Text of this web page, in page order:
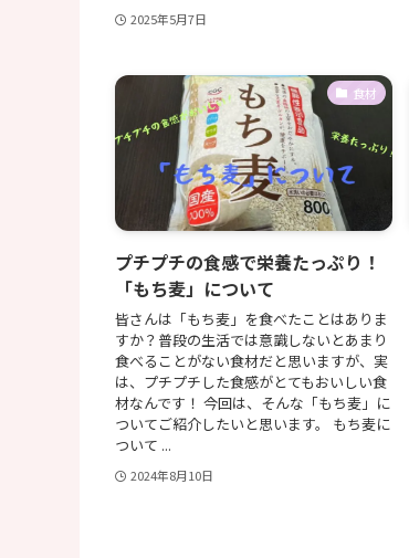
2025年5月7日
食材
プチプチの食感で栄養たっぷり！
「もち麦」について
皆さんは「もち麦」を食べたことはありま
すか？普段の生活では意識しないとあまり
食べることがない食材だと思いますが、実
は、プチプチした食感がとてもおいしい食
材なんです！ 今回は、そんな「もち麦」に
ついてご紹介したいと思います。 もち麦に
ついて ...
2024年8月10日